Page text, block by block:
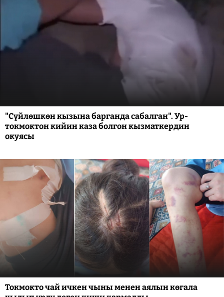
"Сүйлөшкөн кызына барганда сабалган". Ур-
токмоктон кийин каза болгон кызматкердин
окуясы
Токмокто чай ичкен чыны менен аялын көгала